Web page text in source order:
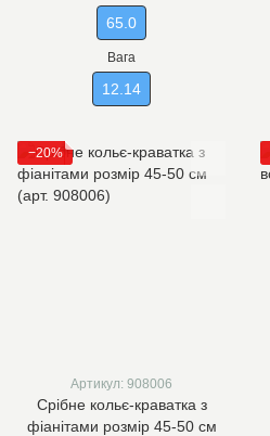
65.0
Вага
12.14
−20%
Артикул: 908006
Срібне кольє-краватка з
фіанітами розмір 45-50 см